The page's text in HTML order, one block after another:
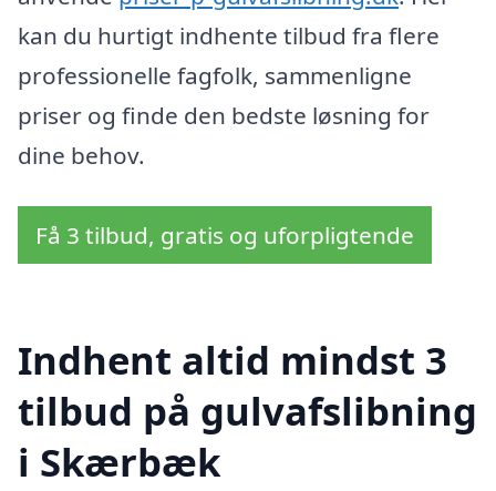
kan du hurtigt indhente tilbud fra flere
professionelle fagfolk, sammenligne
priser og finde den bedste løsning for
dine behov.
Få 3 tilbud, gratis og uforpligtende
Indhent altid mindst 3
tilbud på gulvafslibning
i Skærbæk